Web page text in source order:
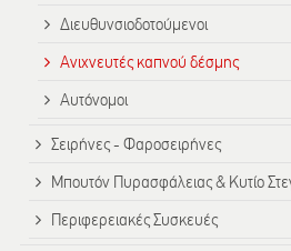
Διευθυνσιοδοτούμενοι
Ανιχνευτές καπνού δέσμης
Αυτόνομοι
Σειρήνες - Φαροσειρήνες
Μπουτόν Πυρασφάλειας & Κυτίο
Περιφερειακές Συσκευές